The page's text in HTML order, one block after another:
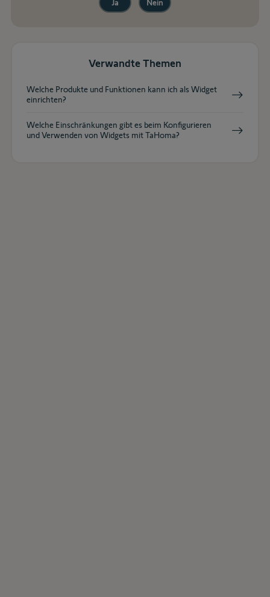
Ja Nein
Verwandte Themen
Welche Produkte und Funktionen kann ich als Widget
einrichten?
Welche Einschränkungen gibt es beim Konfigurieren
und Verwenden von Widgets mit TaHoma?